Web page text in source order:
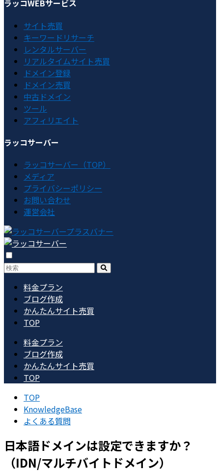
ラッコWEBサービス
サイト売買
キーワードリサーチ
レンタルサーバー
リアルタイムサイト売買
ドメイン登録
ドメイン売買
中古ドメイン
ツール
アフィリエイト
ラッコサーバー
ラッコサーバー（TOP）
メディア
プライバシーポリシー
お問い合わせ
運営会社
料金プラン
ブログ作成
かんたんサイト売買
TOP
料金プラン
ブログ作成
かんたんサイト売買
TOP
TOP
KnowledgeBase
よくある質問
日本語ドメインは設定できますか？
（IDN/マルチバイトドメイン）